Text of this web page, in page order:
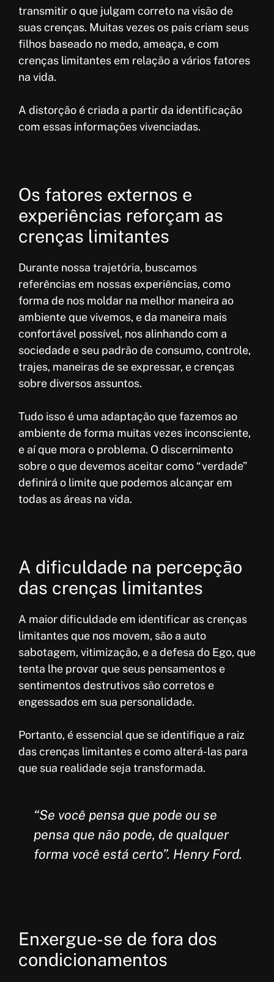
transmitir o que julgam correto na visão de
suas crenças. Muitas vezes os pais criam seus
filhos baseado no medo, ameaça, e com
crenças limitantes em relação a vários fatores
na vida.
A distorção é criada a partir da identificação
com essas informações vivenciadas.
Os fatores externos e
experiências reforçam as
crenças limitantes
Durante nossa trajetória, buscamos
referências em nossas experiências, como
forma de nos moldar na melhor maneira ao
ambiente que vivemos, e da maneira mais
confortável possível, nos alinhando com a
sociedade e seu padrão de consumo, controle,
trajes, maneiras de se expressar, e crenças
sobre diversos assuntos.
Tudo isso é uma adaptação que fazemos ao
ambiente de forma muitas vezes inconsciente,
e aí que mora o problema. O discernimento
sobre o que devemos aceitar como “verdade”
definirá o limite que podemos alcançar em
todas as áreas na vida.
A dificuldade na percepção
das crenças limitantes
A maior dificuldade em identificar as crenças
limitantes que nos movem, são a auto
sabotagem, vitimização, e a defesa do Ego, que
tenta lhe provar que seus pensamentos e
sentimentos destrutivos são corretos e
engessados em sua personalidade.
Portanto, é essencial que se identifique a raiz
das crenças limitantes e como alterá-las para
que sua realidade seja transformada.
“Se você pensa que pode ou se
pensa que não pode, de qualquer
forma você está certo”. Henry Ford.
Enxergue-se de fora dos
condicionamentos